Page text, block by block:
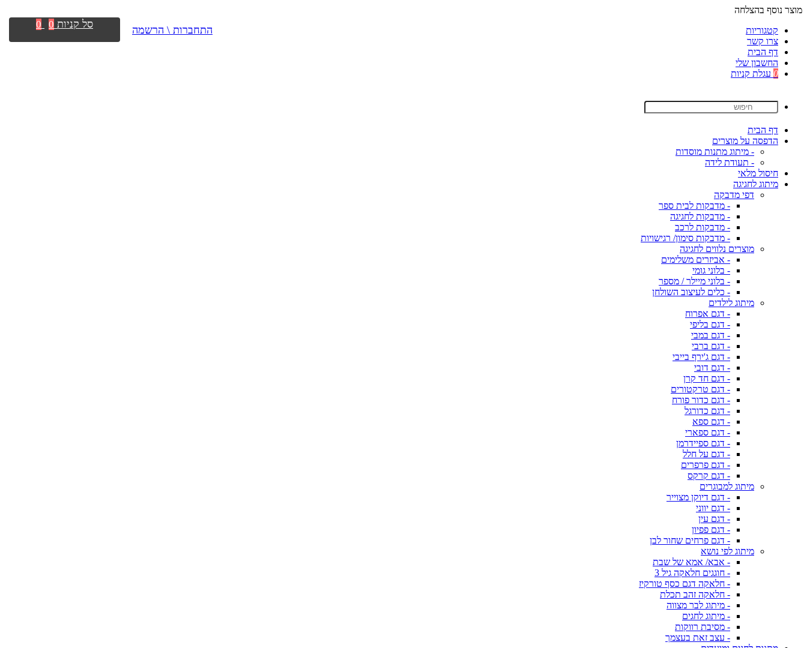
מוצר נוסף בהצלחה
קטגוריות
צרו קשר
דף הבית
החשבון שלי
0 עגלת קניות
דף הבית
הדפסה על מוצרים
- מיתוג מתנות מוסדות
- תעודת לידה
חיסול מלאי
מיתוג לחגיגה
דפי מדבקה
- מדבקות לבית ספר
- מדבקות לחגיגה
- מדבקות לרכב
- מדבקות סימון/ רגישויות
מוצרים נלווים לחגיגה
- אביזרים משלימים
- בלוני גומי
- בלוני מיילר / מספר
- כלים לעיצוב השולחן
מיתוג לילדים
- דגם אפרוח
- דגם בליפי
- דגם במבי
- דגם ברבי
- דגם ג'ירף בייבי
- דגם דובי
- דגם חד קרן
- דגם טרקטורים
- דגם כדור פורח
- דגם כדורגל
- דגם ספא
- דגם ספארי
- דגם ספיידרמן
- דגם על חלל
- דגם פרפרים
- דגם קרקס
מיתוג למבוגרים
- דגם דיוקן מצוייר
- דגם יווני
- דגם עין
- דגם פפיון
- דגם פרחים שחור לבן
מיתוג לפי נושא
- אבא/ אמא של שבת
- חוגגים חלאקה גיל 3
- חלאקה דגם כסף טורקיז
- חלאקה זהב תכלת
- מיתוג לבר מצווה
- מיתוג לחגים
- מסיבת רווקות
- עצב זאת בעצמך
התחברות \ הרשמה סל קניות 0
0